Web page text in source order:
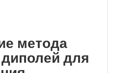
метода
для